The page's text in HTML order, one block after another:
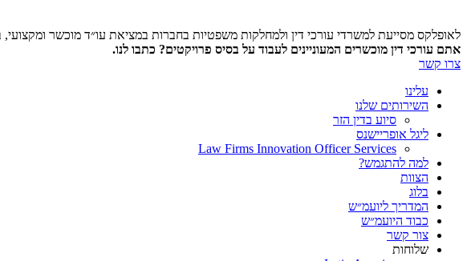
לאופלקס מסייעת למשרדי עורכי דין ולמחלקות משפטיות בחברות במציאת עו״ד מוכשר
אתם עורכי דין מוכשרים המעוניינים לעבוד על בסיס פרויקטים? כתבו לנו.
צרו קשר
עלינו
השירותים שלנו
סיוע בדין הזר
ליגל אופריישנס
Law Firms Innovation Officer Services
למה להתגמש?
הצוות
בלוג
המדריך ליועמ״ש
כבוד היועמ״ש
צור קשר
שלוחות